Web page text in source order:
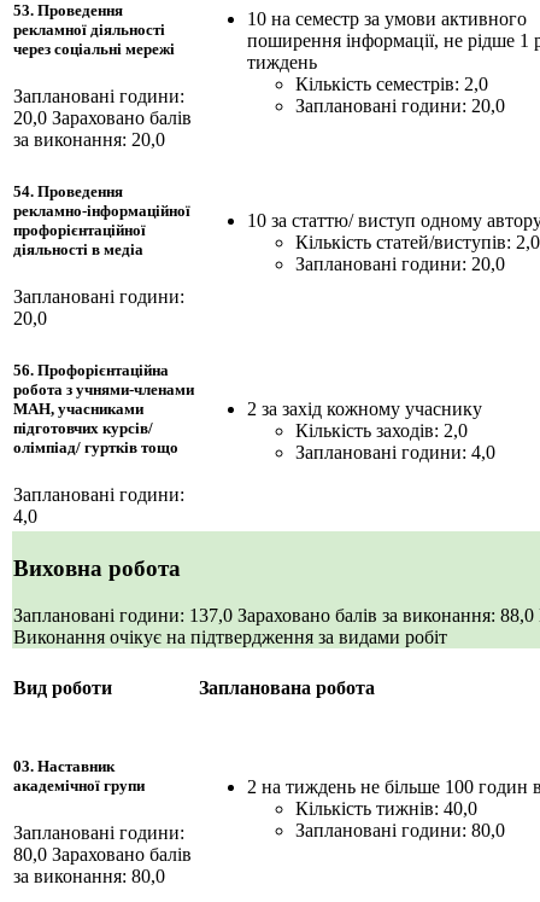
53. Проведення
рекламної діяльності
через соціальні мережі
Заплановані години:
20,0 Зараховано балів
за виконання: 20,0
10 на семестр за умови активного
поширення інформації, не рідше 1
тиждень
Кількість семестрів: 2,0
Заплановані години: 20,0
54. Проведення
рекламно-інформаційної
профорієнтаційної
діяльності в медіа
Заплановані години:
20,0
10 за статтю/ виступ одному
Кількість статей/виступів: 2,0
Заплановані години: 20,0
56. Профорієнтаційна
робота з учнями-членами
МАН, учасниками
підготовчих курсів/
олімпіад/ гуртків тощо
Заплановані години:
4,0
2 за захід кожному учаснику
Кількість заходів: 2,0
Заплановані години: 4,0
Виховна робота
Заплановані години: 137,0 Зараховано балів за виконання: 88,0
Виконання очікує на підтвердження за видами робіт
Вид роботи Запланована робота
03. Наставник
академічної групи
Заплановані години:
80,0 Зараховано балів
за виконання: 80,0
2 на тиждень не більше 100 годин
Кількість тижнів: 40,0
Заплановані години: 80,0